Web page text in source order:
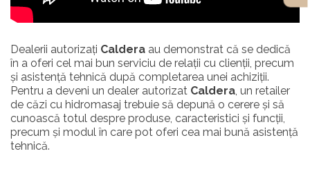
Dealerii autorizați Caldera au demonstrat că se dedică
în a oferi cel mai bun serviciu de relații cu clienții, precum
și asistență tehnică după completarea unei achiziții.
Pentru a deveni un dealer autorizat Caldera, un retailer
de căzi cu hidromasaj trebuie să depună o cerere și să
cunoască totul despre produse, caracteristici și funcții,
precum și modul în care pot oferi cea mai bună asistență
tehnică.